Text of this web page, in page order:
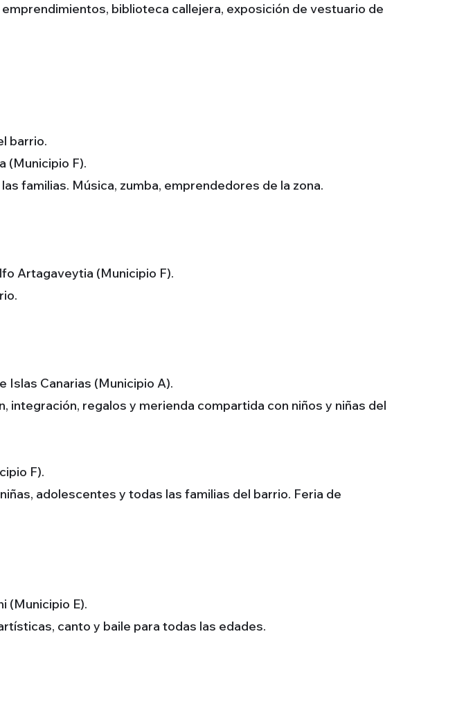
biblioteca callejera, exposición de vestuario de
barrio.
(Municipio F).
familias. Música, zumba, emprendedores de la zona.
Artagaveytia (Municipio F).
Islas Canarias (Municipio A).
integración, regalos y merienda compartida con niños y niñas del
F).
adolescentes y todas las familias del barrio. Feria de
(Municipio E).
canto y baile para todas las edades.